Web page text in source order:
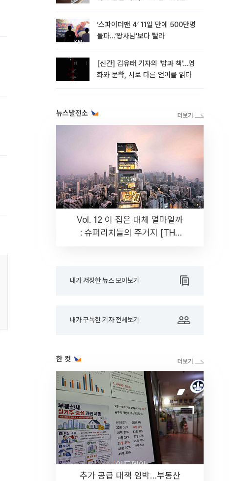
‘스파이더맨 4’ 11일 만에 500만명
돌파…‘왕사남’보다 빨라
[신간] 김유태 기자의 '밤과 책'…영
화와 문학, 서로 다른 언어를 읽다
뉴스발전소
Vol. 12 이 집은 대체 얼마일까
: 슈퍼리치들의 주거지 [THE
내가 저장한 뉴스 모아보기
내가 구독한 기자 전체보기
한 컷
추가 공급 대책 임박…부동산